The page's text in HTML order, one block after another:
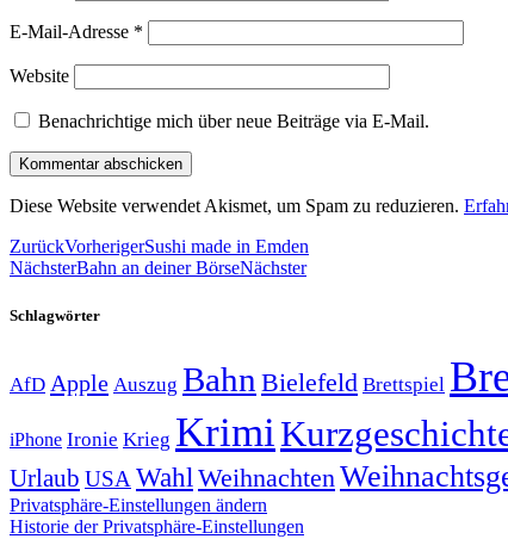
E-Mail-Adresse *
Website
Benachrichtige mich über neue Beiträge via E-Mail.
Diese Website verwendet Akismet, um Spam zu reduzieren.
ZurückVorherigerSushi made in Emden
NächsterBahn an deiner BörseNächster
Schlagwörter
AfD Apple Auszug Bahn Bielefeld Brettspiel
iPhone Ironie Krieg Krimi
Urlaub USA Wahl Weihnachten
Privatsphäre-Einstellungen ändern
Historie der Privatsphäre-Einstellungen